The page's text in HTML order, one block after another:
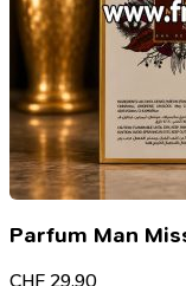
Parfum Man
CHF 29.90